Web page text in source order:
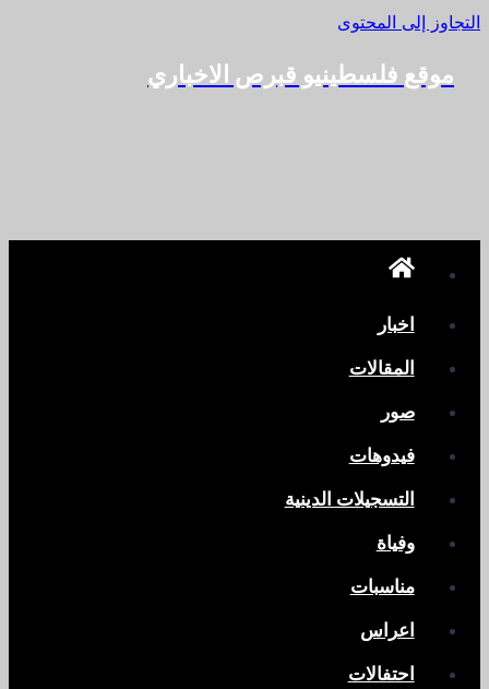
التجاوز إلى المحتوى
موقع فلسطينيو قبرص الاخباري
اخبار
المقالات
صور
فيدوهات
التسجيلات الدينية
وفياة
مناسبات
اعراس
احتفالات